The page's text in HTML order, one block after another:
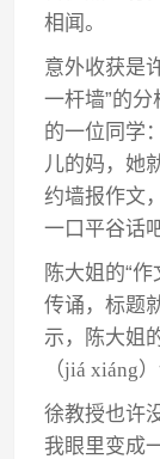
相闻。
意外收获是
一杆墙”的
的一位同学
儿的妈，她
约墙报作文
一口平谷话
陈大姐的“
传诵，标题
示，陈大姐
（jiáxiáng）
徐教授也许
我眼里变成